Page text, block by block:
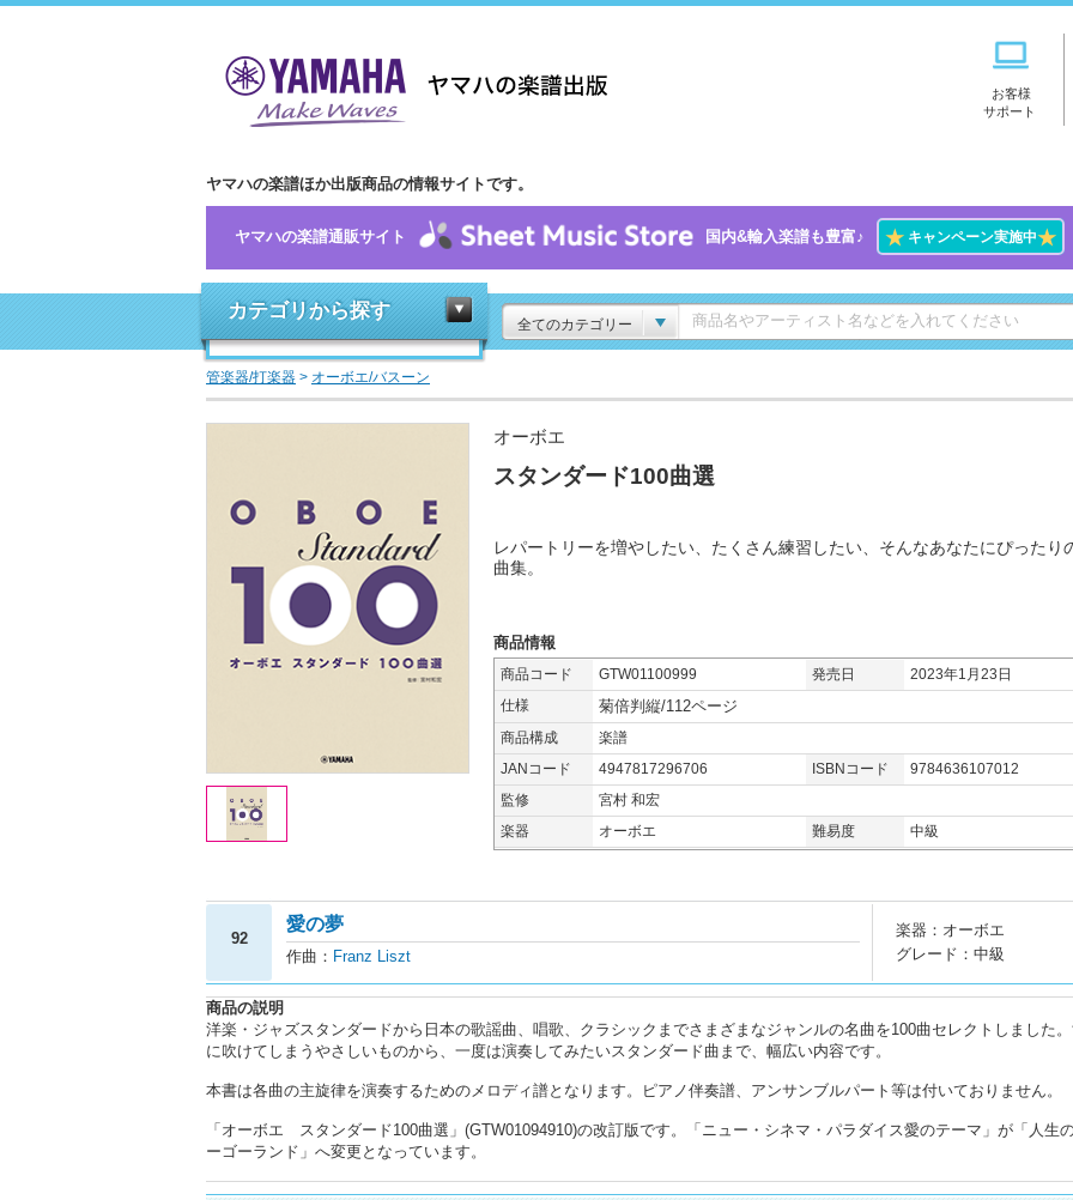
お客様
サポート
ヤマハの楽譜ほか出版商品の情報サイトです。
ヤマハの楽譜通販サイト 国内&輸入楽譜も豊富♪ ★キャンペーン実施中★
カテゴリから探す
全てのカテゴリー
管楽器/打楽器 > オーボエ/バスーン
オーボエ
スタンダード100曲選
レパートリーを増やしたい、たくさん練習したい、そんなあなたにぴったり
曲集。
商品情報
商品コード GTW01100999 発売日
2023年1月23日
仕様
菊倍判縦/112ページ
商品構成
楽譜
JANコード
4947817296706 ISBNコード
9784636107012
監修
宮村 和宏
楽器
オーボエ 難易度 中級
92
愛の夢
作曲： Franz Liszt
楽器：オーボエ
グレード：中級
商品の説明
洋楽・ジャズスタンダードから日本の歌謡曲、唱歌、クラシックまでさまざまなジャンルの名曲を100曲セレクトしました
に吹けてしまうやさしいものから、一度は演奏してみたいスタンダード曲まで、幅広い内容です。
本書は各曲の主旋律を演奏するためのメロディ譜となります。ピアノ伴奏譜、アンサンブルパート等は付いておりません。
「オーボエ スタンダード100曲選」(GTW01094910)の改訂版です。「ニュー・シネマ・パラダイス愛のテーマ」が「人生
ーゴーランド」へ変更となっています。